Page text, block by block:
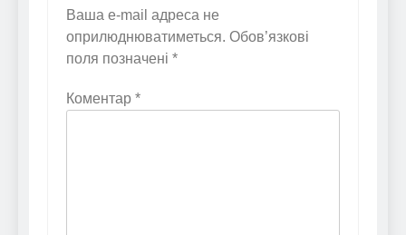
Ваша e-mail адреса не
оприлюднюватиметься. Обов’язкові
поля позначені *
Коментар *